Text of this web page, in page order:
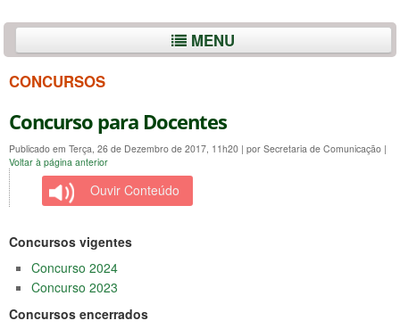
MENU
CONCURSOS
Concurso para Docentes
Publicado em Terça, 26 de Dezembro de 2017, 11h20 | por Secretaria de Comunicação |
Voltar à página anterior
Ouvir Conteúdo
Concursos vigentes
Concurso 2024
Concurso 2023
Concursos encerrados